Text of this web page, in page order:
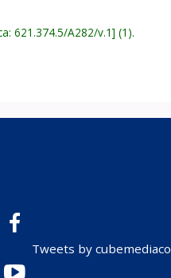
621.374.5/A282/v.1 (1).
Tweets by cubemediaco